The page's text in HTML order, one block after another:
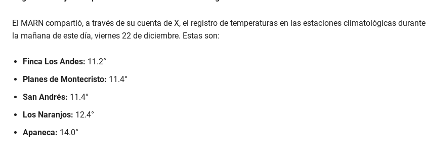
El MARN compartió, a través de su cuenta de X, el registro de temperaturas en las estaciones climatológicas durante
la mañana de este día, viernes 22 de diciembre. Estas son:
Finca Los Andes: 11.2°
Planes de Montecristo: 11.4°
San Andrés: 11.4°
Los Naranjos: 12.4°
Apaneca: 14.0°